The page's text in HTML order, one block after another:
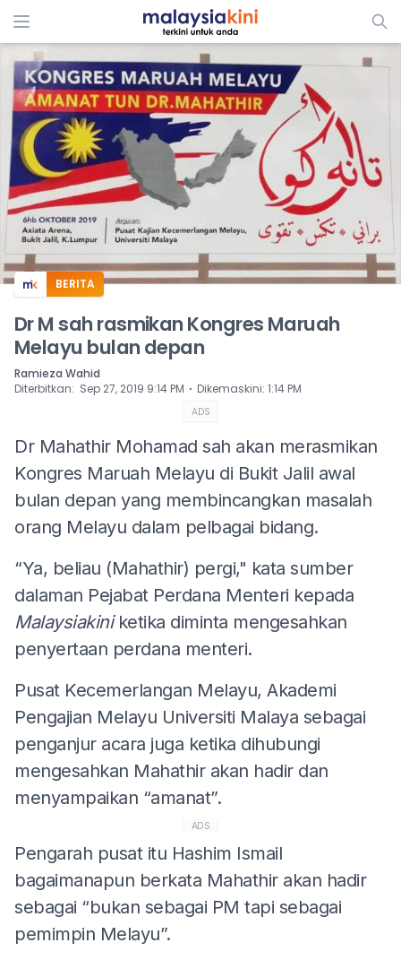
ADS
BERITA
Dr M sah rasmikan Kongres Maruah
Melayu bulan depan
Ramieza Wahid
Diterbitkan: Sep 27, 2019 9:14 PM ⋅ Dikemaskini: 1:14 PM
ADS
Dr Mahathir Mohamad sah akan merasmikan
Kongres Maruah Melayu di Bukit Jalil awal
bulan depan yang membincangkan masalah
orang Melayu dalam pelbagai bidang.
“Ya, beliau (Mahathir) pergi," kata sumber
dalaman Pejabat Perdana Menteri kepada
Malaysiakini ketika diminta mengesahkan
penyertaan perdana menteri.
Pusat Kecemerlangan Melayu, Akademi
Pengajian Melayu Universiti Malaya sebagai
penganjur acara juga ketika dihubungi
mengesahkan Mahathir akan hadir dan
menyampaikan “amanat”.
ADS
Pengarah pusat itu Hashim Ismail
bagaimanapun berkata Mahathir akan hadir
sebagai “bukan sebagai PM tapi sebagai
pemimpin Melayu”.